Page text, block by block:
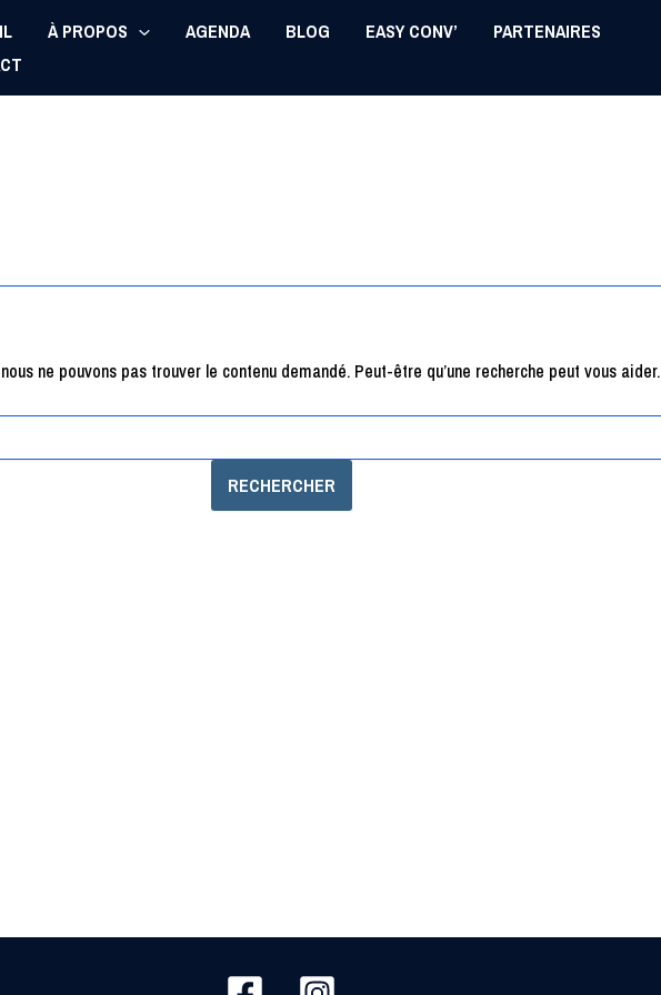
À PROPOS AGENDA BLOG EASY CONV’
PARTENAIRES
ne pouvons pas trouver le contenu demandé. Peut-être qu’une recherche peut vous aider.